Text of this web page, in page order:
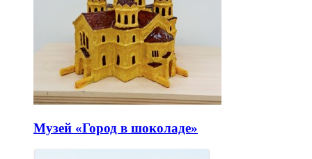
Музей «Город в шоколаде»